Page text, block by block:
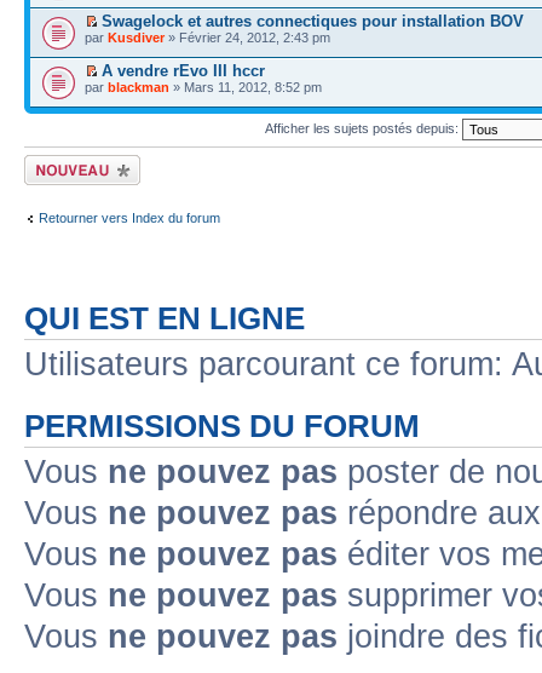
Swagelock et autres connectiques pour installation BOV
par Kusdiver» Février 24, 2012, 2:43 pm
A vendre rEvo III hccr
par blackman » Mars 11, 2012, 8:52 pm
Afficher les sujets postés depuis:
Écrire un nouveau
sujet
Retourner vers Index du forum
QUI EST EN LIGNE
Utilisateurs parcourant ce forum:
PERMISSIONS DU FORUM
Vous ne pouvez pas poster de
Vous ne pouvez pas répondre
Vous ne pouvez pas éditer vos
Vous ne pouvez pas supprimer
Vous ne pouvez pas joindre des